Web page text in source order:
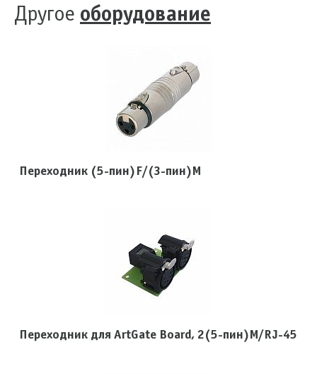
Другое оборудование
Переходник (5-пин)F/(3-пин)M
Переходник для ArtGate Board, 2(5-пин)M/RJ-45